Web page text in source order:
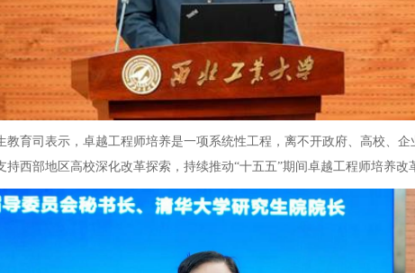
司表示，卓越工程师培养是一项系统性工程，离不开政府、高校、企
西部地区高校深化改革探索，持续推动“十五五”期间卓越工程师培养改